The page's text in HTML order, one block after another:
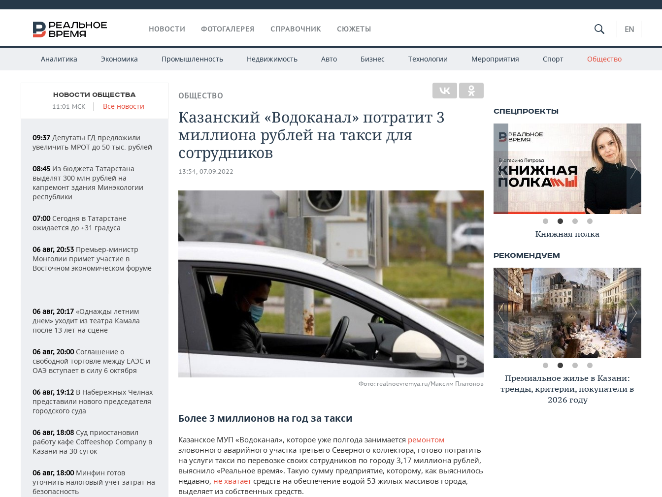
НОВОСТИ ФОТОГАЛЕРЕЯ СПРАВОЧНИК СЮЖЕТЫ EN
Аналитика Экономика Промышленность Недвижимость Авто Бизнес Технологии Мероприятия Спорт Общество
НОВОСТИ ОБЩЕСТВА
11:01 МСК Все новости
09:37 Депутаты ГД предложили
увеличить МРОТ до 50 тыс. рублей
08:45 Из бюджета Татарстана
выделят 300 млн рублей на
капремонт здания Минэкологии
республики
07:00Сегодня в Татарстане
ожидается до +31 градуса
06 авг, 20:53 Премьер-министр
Монголии примет участие в
Восточном экономическом форуме
06 авг, 20:17 «Однажды летним
днем» уходит из театра Камала
после 13 лет на сцене
06 авг, 20:00Соглашение о
свободной торговле между ЕАЭС и
ОАЭ вступает в силу 6 октября
06 авг, 19:12 В Набережных Челнах
представили нового председателя
городского суда
06 авг, 18:08 Суд приостановил
работу кафе Coffeeshop Company в
Казани на 30 суток
06 авг, 18:00Минфин готов
уточнить налоговый учет затрат на
безопасность
ОБЩЕСТВО
Казанский «Водоканал» потратит 3
миллиона рублей на такси для
сотрудников
13:54, 07.09.2022
Фото: realnoevremya.ru/Максим Платонов
Более 3 миллионов на год за такси
Казанское МУП «Водоканал», которое уже полгода занимается ремонтом
зловонного аварийного участка третьего Северного коллектора, готово потратить
на услуги такси по перевозке своих сотрудников по городу 3,17 миллиона рублей,
выяснило «Реальное время». Такую сумму предприятие, которому, как выяснилось
недавно, не хватает средств на обеспечение водой 53 жилых массивов города,
выделяет из собственных средств.
Книжная полка
Премиальное жилье в Казани:
тренды, критерии, покупатели в
2026 году